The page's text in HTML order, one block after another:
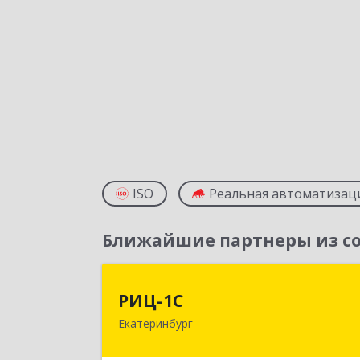
ISO Реальная
Ближайшие партнеры из
РИЦ-1С
Екатеринбург